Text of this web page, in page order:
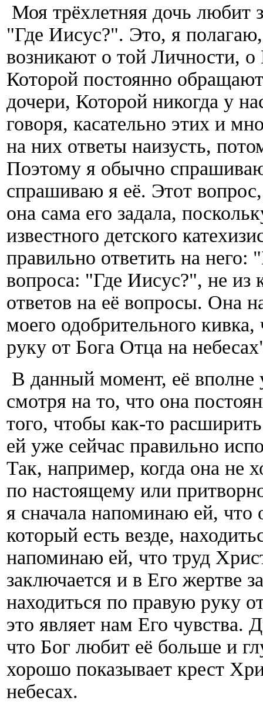
Моя трёхлетняя дочь любит
"Где Иисус?". Это, я
возникают о той Личности, о
Которой постоянно
дочери, Которой никогда у
говоря, касательно этих и
на них ответы наизусть,
Поэтому я обычно
спрашиваю я её. Этот
она сама его задала,
известного детского
правильно ответить на него:
вопроса: "Где Иисус?", не из
ответов на её вопросы. Она
моего одобрительного
руку от Бога Отца на
В данный момент, её вполне
смотря на то, что она
того, чтобы как-то
ей уже сейчас правильно
Так, например, когда она не
по настоящему или
я сначала напоминаю ей, что
который есть везде,
напоминаю ей, что труд
заключается и в Его жертве
находиться по правую руку
это являет нам Его
что Бог любит её больше и
хорошо показывает крест
небесах.